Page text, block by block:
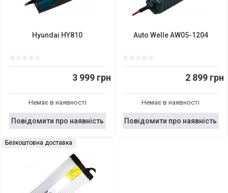
Hyundai HY810
3 999 грн
Немає в наявності
Повідомити про наявність
Auto Welle AW05-1204
2 899 грн
Немає в наявності
Повідомити про наявність
Безкоштовна доставка